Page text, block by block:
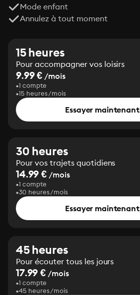
Mode enfant
Annulez à tout moment
15 heures
Pour accompagner vos loisirs
9.99 € /mois
1 compte
15 heures/mois
Essayer maintenant
30 heures
Pour vos trajets quotidiens
14.99 € /mois
1 compte
30 heures/mois
Essayer maintenant
45 heures
Pour écouter tous les jours
17.99 € /mois
1 compte
45 heures/mois